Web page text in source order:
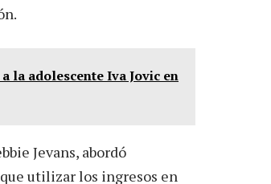
la adolescente Iva Jovic en
Jevans, abordó
utilizar los ingresos en